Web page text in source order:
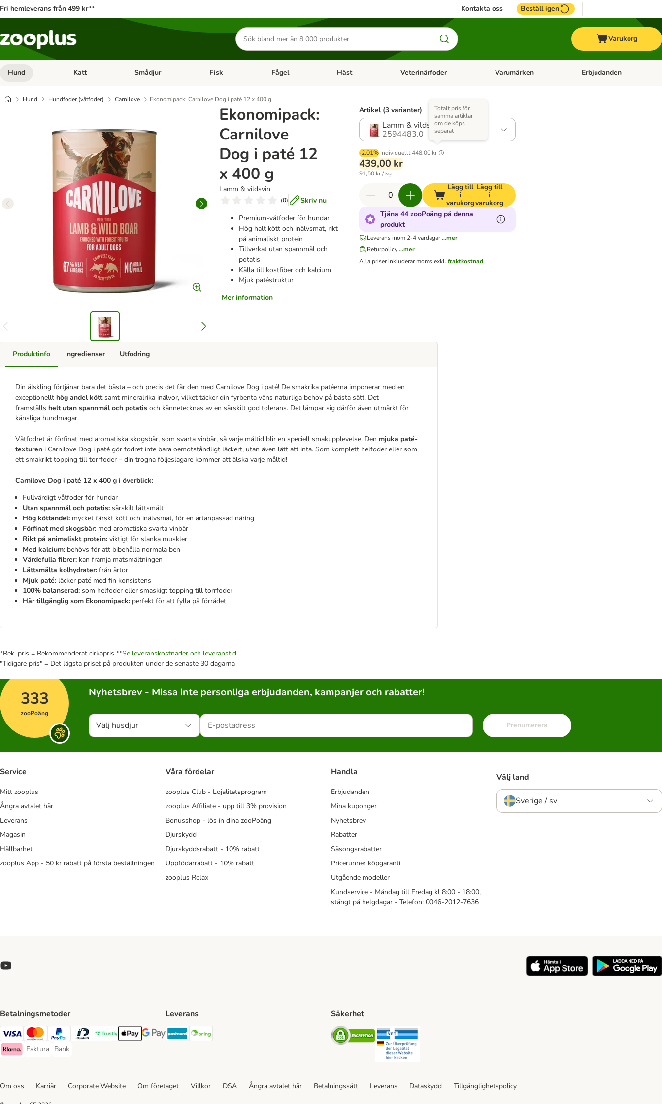
Fri hemleverans från 499 kr** Kontakta oss Beställ igen
Sök
efter
produkter
Varukorg
Hund Open category menu: Hund
Katt Open category menu: Katt
Smådjur Open category menu: Smådjur
Fisk Open category menu: Fisk
Fågel Open category menu: Fågel
Häst Open category menu: Häst
Veterinärfoder Open category menu: Veterinärfoder
Varumärken Open category menu:
Erbjudanden
Hund Hundfoder (våtfoder) Carnilove Ekonomipack: Carnilove Dog i paté 12 x 400 g
Ekonomipack:
Carnilove
Dog i paté 12
x 400 g
Lamm & vildsvin
(0)
Skriv nu
Premium-våtfoder för hundar
Hög halt kött och inälvsmat, rikt
på animaliskt protein
Tillverkat utan spannmål och
potatis
Källa till kostfiber och kalcium
Mjuk patéstruktur
Mer information
Artikel (3 varianter)
Lamm & vildsvin
2594483.0
-2.01% Individuellt448,00 kr
Totalt pris för
samma artiklar
om de köps
separat
439,00 kr
91,50 kr / kg
Lägg till
i
varukorg
Lägg till
i
varukorg
Tjäna 44 zooPoäng på denna
produkt
Leverans inom 2-4 vardagar...mer
Returpolicy...mer
Alla priser inkluderar moms.exkl.fraktkostnad
Produktinfo
Din älskling förtjänar bara det bästa – och precis det får den med Carnilove Dog i paté! De smakrika patéerna imponerar med en
exceptionellt hög andel köttsamt mineralrika inälvor, vilket täcker din fyrbenta väns naturliga behov på bästa sätt. Det
framställs helt utan spannmål och potatis och kännetecknas av en särskilt god tolerans. Det lämpar sig därför även utmärkt för
känsliga hundmagar.
Våtfodret är förfinat med aromatiska skogsbär, som svarta vinbär, så varje måltid blir en speciell smakupplevelse. Den mjuka paté-
texturen i Carnilove Dog i paté gör fodret inte bara oemotståndligt läckert, utan även lätt att inta. Som komplett helfoder eller som
ett smakrikt topping till torrfoder – din trogna följeslagare kommer att älska varje måltid!
Carnilove Dog i paté 12 x 400 g i överblick:
Fullvärdigt våtfoder för hundar
Utan spannmål och potatis: särskilt lättsmält
Hög köttandel: mycket färskt kött och inälvsmat, för en artanpassad näring
Förfinat med skogsbär: med aromatiska svarta vinbär
Rikt på animaliskt protein: viktigt för slanka muskler
Med kalcium: behövs för att bibehålla normala ben
Värdefulla fibrer: kan främja matsmältningen
Lättsmälta kolhydrater: från ärtor
Mjuk paté: läcker paté med fin konsistens
100% balanserad: som helfoder eller smaskigt topping till torrfoder
Här tillgänglig som Ekonomipack: perfekt för att fylla på förrådet
Ingredienser Utfodring
*Rek. pris = Rekommenderat cirkapris **Se leveranskostnader och leveranstid
"Tidigare pris" = Det lägsta priset på produkten under de senaste 30 dagarna
333
zooPoäng
Nyhetsbrev - Missa inte personliga erbjudanden, kampanjer och rabatter!
Välj husdjur Prenumerera
Service
Mitt zooplus
Ångra avtalet här
Leverans
Magasin
Hållbarhet
zooplus App - 50 kr rabatt på första beställningen
Våra fördelar
zooplus Club - Lojalitetsprogram
zooplus Affiliate - upp till 3% provision
Bonusshop - lös in dina zooPoäng
Djurskydd
Djurskyddsrabatt - 10% rabatt
Uppfödarrabatt - 10% rabatt
zooplus Relax
Handla
Erbjudanden
Mina kuponger
Nyhetsbrev
Rabatter
Säsongsrabatter
Pricerunner köpgaranti
Utgående modeller
Kundservice - Måndag till Fredag kl 8:00 - 18:00,
stängt på helgdagar - Telefon: 0046-2012-7636
Välj land
Sverige / sv
Betalningsmetoder
Visa Payment Method
Mastercard Payment Method
PayPal Payment Method
BankID Payment Method
Trustly Payment Method
Apple Pay Payment Method
Googple Pay Payment Method
Klarna Payment Method
Faktura
Faktura Payment Method
Bank
Bank Payment Method
Leverans
Postnord Shipping Method
Säkerhet
Security
Om oss Karriär Corporate Website Om företaget Villkor DSA Ångra avtalet här Betalningssätt Leverans Dataskydd Tillgänglighetspolicy